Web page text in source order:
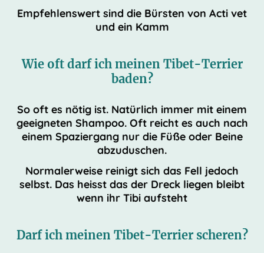
Empfehlenswert sind die Bürsten von Acti vet
und ein Kamm
Wie oft darf ich meinen Tibet-Terrier
baden?
So oft es nötig ist. Natürlich immer mit einem
geeigneten Shampoo. Oft reicht es auch nach
einem Spaziergang nur die Füße oder Beine
abzuduschen.
Normalerweise reinigt sich das Fell jedoch
selbst. Das heisst das der Dreck liegen bleibt
wenn ihr Tibi aufsteht
Darf ich meinen Tibet-Terrier scheren?